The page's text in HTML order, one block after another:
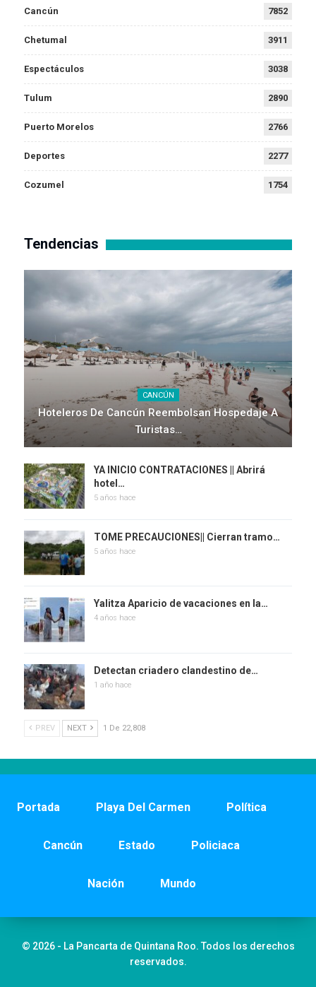
Cancún 7852
Chetumal 3911
Espectáculos 3038
Tulum 2890
Puerto Morelos 2766
Deportes 2277
Cozumel 1754
Tendencias
CANCÚN
Hoteleros De Cancún Reembolsan Hospedaje A
Turistas…
YA INICIO CONTRATACIONES || Abrirá
hotel…
5 años hace
TOME PRECAUCIONES|| Cierran tramo…
5 años hace
Yalitza Aparicio de vacaciones en la…
4 años hace
Detectan criadero clandestino de…
1 año hace
PREV NEXT 1 De 22,808
Portada Playa Del Carmen Política
Cancún Estado Policiaca
Nación Mundo
© 2026 - La Pancarta de Quintana Roo. Todos los derechos
reservados.